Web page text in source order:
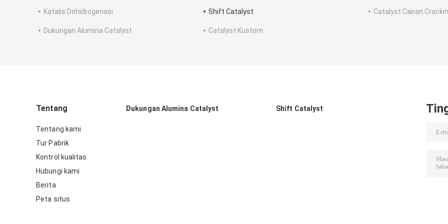
Katalis Dehidrogenasi Shift Catalyst Catalyst Cairan
Dukungan Alumina Catalyst Catalyst Kustom
Tentang
Tentang kami
Tur Pabrik
Kontrol kualitas
Hubungi kami
Berita
Peta situs
Dukungan Alumina Catalyst Shift Catalyst